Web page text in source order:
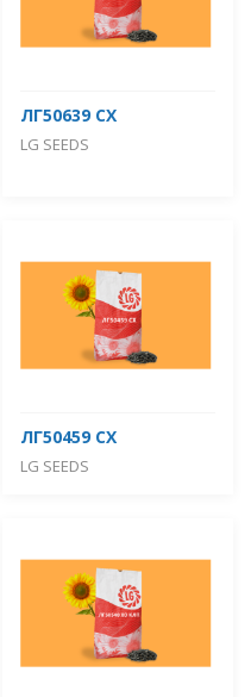
ЛГ50639 СХ
LG SEEDS
ЛГ50459 СХ
LG SEEDS